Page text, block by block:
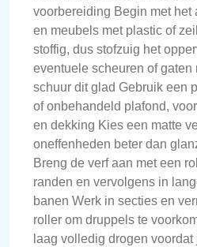
voorbereiding Begin met het
en meubels met plastic of
stoffig, dus stofzuig het
eventuele scheuren of gaten
schuur dit glad Gebruik een
of onbehandeld plafond,
en dekking Kies een matte
oneffenheden beter dan
Breng de verf aan met een
randen en vervolgens in
banen Werk in secties en
roller om druppels te
laag volledig drogen